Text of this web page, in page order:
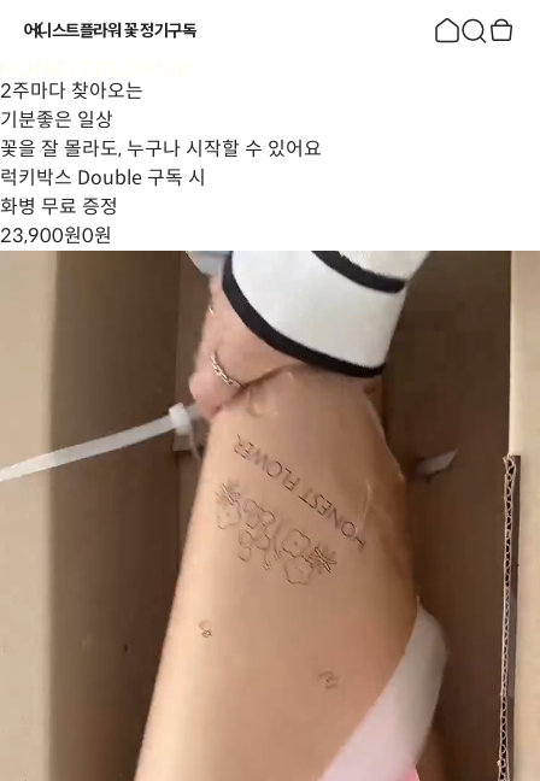
어니스트플라워 꽃 정기구독
2주마다 찾아오는
기분좋은 일상
꽃을 잘 몰라도, 누구나 시작할 수 있어요
럭키박스 Double 구독 시
화병 무료 증정
23,900원0원